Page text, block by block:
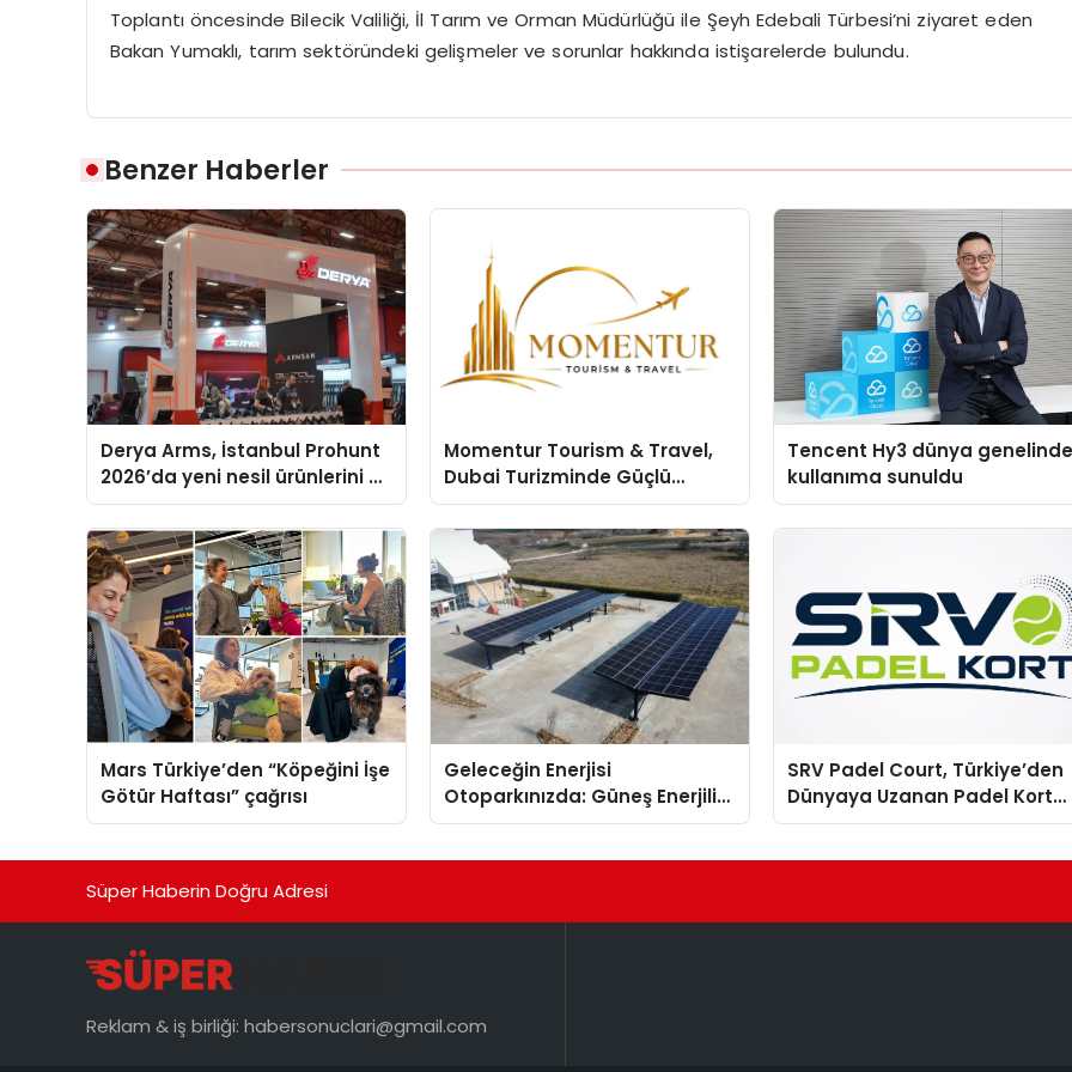
Toplantı öncesinde Bilecik Valiliği, İl Tarım ve Orman Müdürlüğü ile Şeyh Edebali Türbesi’ni ziyaret eden
Bakan Yumaklı, tarım sektöründeki gelişmeler ve sorunlar hakkında istişarelerde bulundu.
Benzer Haberler
Derya Arms, İstanbul Prohunt
2026’da yeni nesil ürünlerini ve
global marka vizyonunu
sergiledi
Momentur Tourism & Travel,
Dubai Turizminde Güçlü
Operasyon Ağıyla Fark
Yaratıyor
Tencent Hy3 dünya
kullanıma sunuldu
Mars Türkiye’den “Köpeğini İşe
Götür Haftası” çağrısı
Geleceğin Enerjisi
Otoparkınızda: Güneş Enerjili
Carport (Solar Otopark)
SRV Padel Court, Türkiye’den
Dünyaya Uzanan Padel Kort
Üretiminde Güvenin Adresi
Süper Haberin Doğru Adresi
Reklam & iş birliği: habersonuclari@gmail.com